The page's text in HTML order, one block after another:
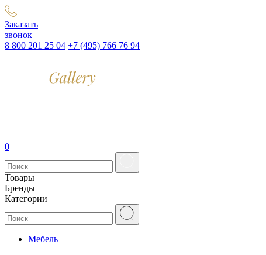
Заказать
звонок
8 800 201 25 04 +7 (495) 766 76 94
0
Товары
Бренды
Категории
Мебель